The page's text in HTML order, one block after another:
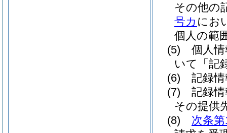
その他の
号カ にお
個人の範
(5)
個人
いて「記
(6)
記録
(7)
記録
その提供
(8)
次条